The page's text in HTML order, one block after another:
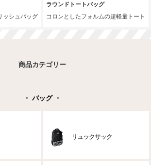
ッシュバッグ
ラウンドトートバッグ
コロンとしたフォルムの超軽量トート
商品カテゴリー
・ バッグ ・
リュックサック